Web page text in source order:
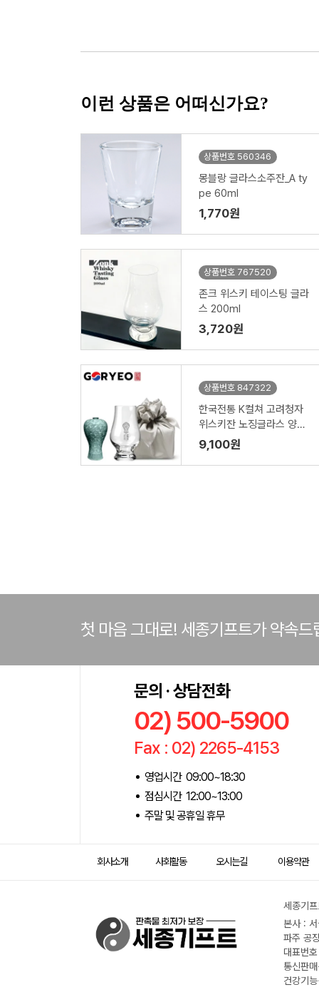
이런 상품은 어떠신가요?
상품번호 560346
몽블랑 글라스소주잔_A ty
pe 60ml
1,770원
상품번호 767520
존크 위스키 테이스팅 글라
스 200ml
3,720원
상품번호 847322
한국전통 K컬쳐 고려청자
위스키잔 노징글라스 양주
니트잔 170ml (보자기 포
장)
9,100원
첫 마음 그대로! 세종기프트가 약속드
문의 · 상담전화
02) 500-5900
Fax : 02) 2265-4153
영업시간 09:00~18:30
점심시간 12:00~13:00
주말 및 공휴일 휴무
회사소개 사회활동 오시는길 이용약관
세종기
본사 :
파주 공
대표번
통신판
건강기